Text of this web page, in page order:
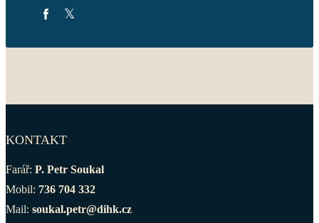
KONTAKT
Farář: P. Petr Soukal
Mobil: 736 704 332
Mail: soukal.petr@dihk.cz